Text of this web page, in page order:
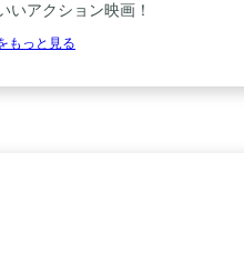
いアクション映画！
もっと見る